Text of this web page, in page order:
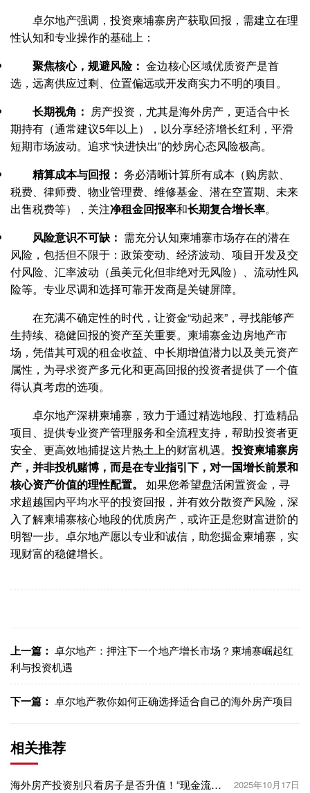
卓尔地产强调，投资柬埔寨房产获取回报，需建立在理
性认知和专业操作的基础上：
聚焦核心，规避风险： 金边核心区域优质资产是首
选，远离供应过剩、位置偏远或开发商实力不明的项目。
长期视角： 房产投资，尤其是海外房产，更适合中长
期持有（通常建议5年以上），以分享经济增长红利，平滑
短期市场波动。追求“快进快出”的炒房心态风险极高。
精算成本与回报： 务必清晰计算所有成本（购房款、
税费、律师费、物业管理费、维修基金、潜在空置期、未来
出售税费等），关注净租金回报率和长期复合增长率。
风险意识不可缺： 需充分认知柬埔寨市场存在的潜在
风险，包括但不限于：政策变动、经济波动、项目开发及交
付风险、汇率波动（虽美元化但非绝对无风险）、流动性风
险等。专业尽调和选择可靠开发商是关键屏障。
在充满不确定性的时代，让资金“动起来”，寻找能够产
生持续、稳健回报的资产至关重要。柬埔寨金边房地产市
场，凭借其可观的租金收益、中长期增值潜力以及美元资产
属性，为寻求资产多元化和更高回报的投资者提供了一个值
得认真考虑的选项。
卓尔地产深耕柬埔寨，致力于通过精选地段、打造精品
项目、提供专业资产管理服务和全流程支持，帮助投资者更
安全、更高效地捕捉这片热土上的财富机遇。投资柬埔寨房
产，并非投机赌博，而是在专业指引下，对一国增长前景和
核心资产价值的理性配置。
如果您希望盘活闲置资金，寻
求超越国内平均水平的投资回报，并有效分散资产风险，深
入了解柬埔寨核心地段的优质房产，或许正是您财富进阶的
明智一步。卓尔地产愿以专业和诚信，助您掘金柬埔寨，实
现财富的稳健增长。
上一篇： 卓尔地产：押注下一个地产增长市场？柬埔寨崛起红
利与投资机遇
下一篇： 卓尔地产教你如何正确选择适合自己的海外房产项目
相关推荐
海外房产投资别只看房子是否升值！“现金流”
2025年10月17日